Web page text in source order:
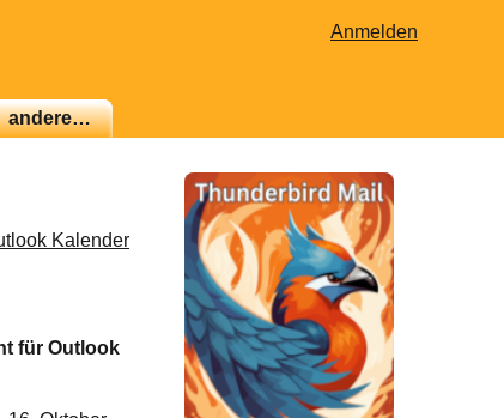
Anmelden
andere…
Kalender
für Outlook